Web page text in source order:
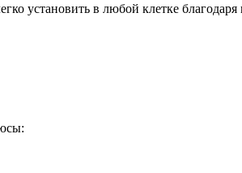
установить в любой клетке